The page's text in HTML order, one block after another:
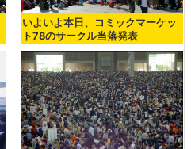
いよいよ本日、コミックマーケッ
ト78のサークル当落発表